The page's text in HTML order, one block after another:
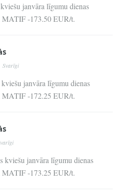
janvāra līgumu dienas
MATIF -173.50 EUR/t.
Svarīgi
janvāra līgumu dienas
MATIF -172.25 EUR/t.
kviešu janvāra līgumu dienas
MATIF -173.25 EUR/t.